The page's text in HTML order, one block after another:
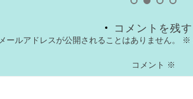
コメントを残す
メールアドレスが公開されることはありません。 ※
コメント ※